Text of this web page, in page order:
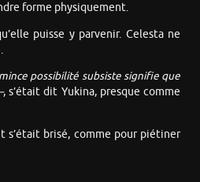
forme physiquement.
puisse y parvenir. Celesta ne
possibilité subsiste signifie que
, s’était dit Yukina, presque comme
s’était brisé, comme pour piétiner